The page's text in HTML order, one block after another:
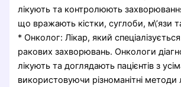
лікують та контролюють
що вражають кістки, суглоби, м\’язи
* Онколог: Лікар, який спеціалізується
ракових захворювань. Онкологи
лікують та доглядають пацієнтів з
використовуючи різноманітні методи